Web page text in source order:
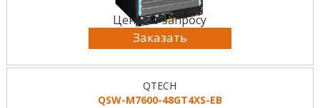
Цена по запросу
Заказать
QTECH
QSW-M7600-48GT4XS-EB